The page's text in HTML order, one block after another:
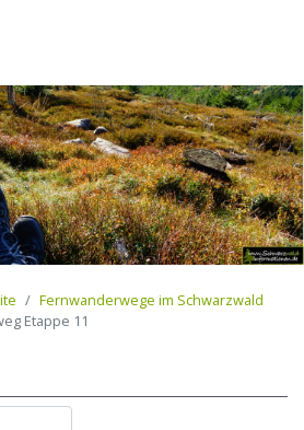
Fernwanderwege im Schwarzwald
Etappe 11